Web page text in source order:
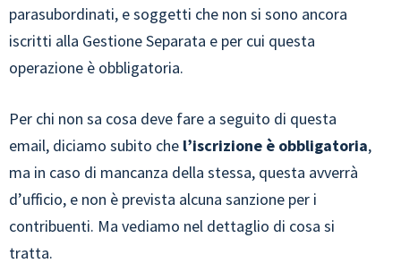
parasubordinati, e soggetti che non si sono ancora
iscritti alla Gestione Separata e per cui questa
operazione è obbligatoria.
Per chi non sa cosa deve fare a seguito di questa
email, diciamo subito che l’iscrizione è obbligatoria,
ma in caso di mancanza della stessa, questa avverrà
d’ufficio, e non è prevista alcuna sanzione per i
contribuenti. Ma vediamo nel dettaglio di cosa si
tratta.